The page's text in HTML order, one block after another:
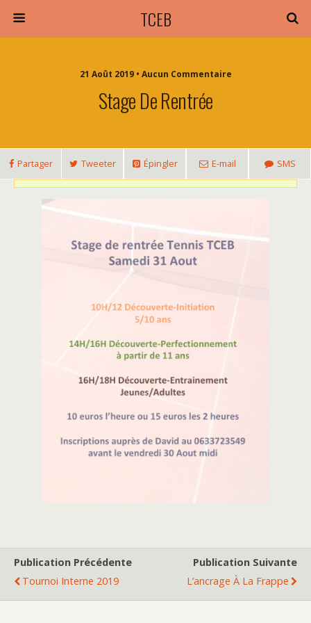
TCEB
21 Août 2019 • Aucun Commentaire
Stage De Rentrée
Partager Tweeter Épingler E-mail SMS
Publication Précédente
Tournoi Interne 2019
Publication Suivante
L’ancrage À La Frappe